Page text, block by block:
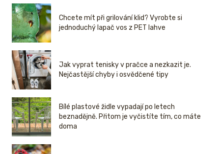
Chcete mít při grilování klid? Vyrobte si
jednoduchý lapač vos z PET lahve
Jak vyprat tenisky v pračce a nezkazit je.
Nejčastější chyby i osvědčené tipy
Bílé plastové židle vypadají po letech
beznadějně. Přitom je vyčistíte tím, co máte
doma